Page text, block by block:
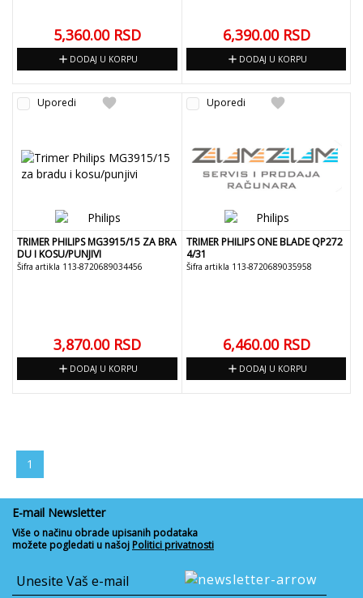
5,360.00 RSD
add DODAJ U KORPU
6,390.00 RSD
add DODAJ U KORPU
favorite
Uporedi
TRIMER PHILIPS MG3915/15 ZA BRA
DU I KOSU/PUNJIVI
Šifra artikla 113-8720689034456
3,870.00 RSD
add DODAJ U KORPU
favorite
Uporedi
TRIMER PHILIPS ONE BLADE QP272
4/31
Šifra artikla 113-8720689035958
6,460.00 RSD
add DODAJ U KORPU
1
E-mail Newsletter
Više o načinu obrade upisanih podataka
možete pogledati u našoj Politici privatnosti